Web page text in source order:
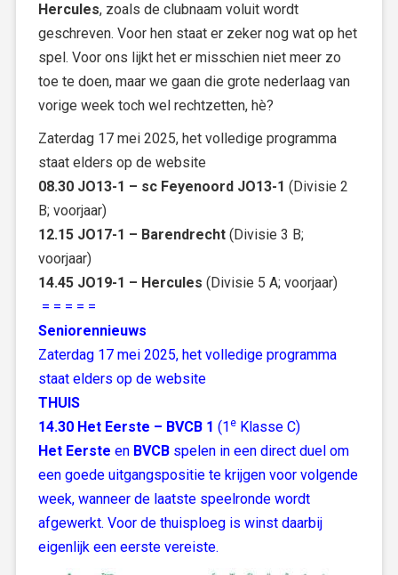
Hercules, zoals de clubnaam voluit wordt
geschreven. Voor hen staat er zeker nog wat op het
spel. Voor ons lijkt het er misschien niet meer zo
toe te doen, maar we gaan die grote nederlaag van
vorige week toch wel rechtzetten, hè?
Zaterdag 17 mei 2025, het volledige programma
staat elders op de website
08.30 JO13-1 – sc Feyenoord JO13-1 (Divisie 2
B; voorjaar)
12.15 JO17-1 – Barendrecht (Divisie 3 B;
voorjaar)
14.45 JO19-1 – Hercules (Divisie 5 A; voorjaar)
= = = = =
Seniorennieuws
Zaterdag 17 mei 2025, het volledige programma
staat elders op de website
THUIS
14.30 Het Eerste – BVCB 1 (1e Klasse C)
Het Eerste en BVCB spelen in een direct duel om
een goede uitgangspositie te krijgen voor volgende
week, wanneer de laatste speelronde wordt
afgewerkt. Voor de thuisploeg is winst daarbij
eigenlijk een eerste vereiste.